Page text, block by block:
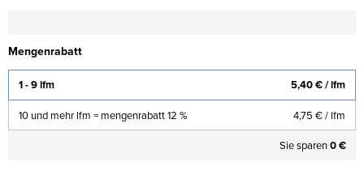
Mengenrabatt
1 - 9 lfm 5,40 €/ lfm
10 und mehr lfm = mengenrabatt 12 % 4,75 €/ lfm
Sie sparen0 €